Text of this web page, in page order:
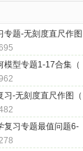
题-无刻度直尺作图
模型专题1-17合集（
-无刻度直尺作图（
复习专题最值问题6-